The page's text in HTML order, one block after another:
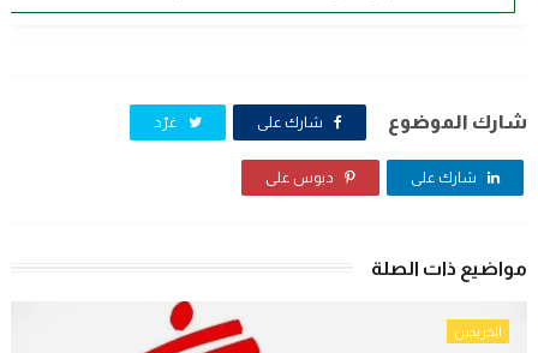
شارك الموضوع شارك على غرّد
شارك على دبوس على
مواضيع ذات الصلة
الخريجين